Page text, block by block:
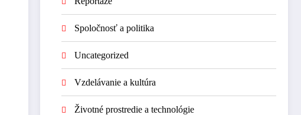
Spoločnosť a politika
Uncategorized
Vzdelávanie a kultúra
Životné prostredie a technológie